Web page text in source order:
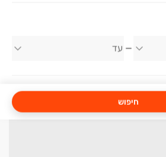
חיפוש